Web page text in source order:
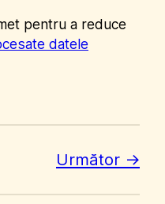
pentru a reduce
datele
Următor